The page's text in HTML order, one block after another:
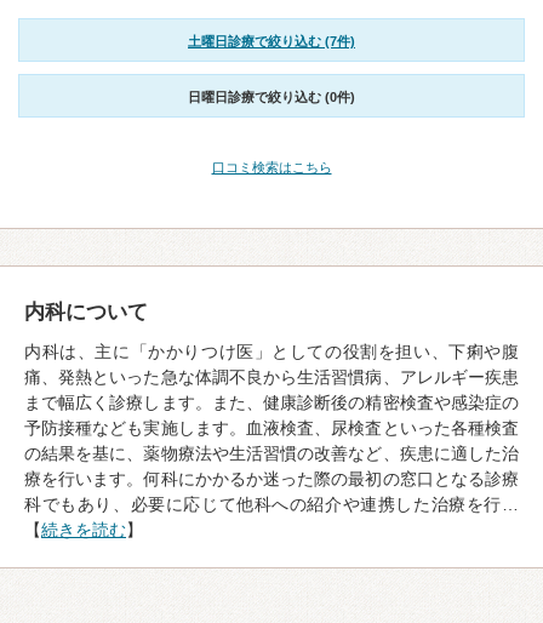
土曜日診療で絞り込む (7件)
日曜日診療で絞り込む (0件)
口コミ検索はこちら
内科について
内科は、主に「かかりつけ医」としての役割を担い、下痢や腹
痛、発熱といった急な体調不良から生活習慣病、アレルギー疾患
まで幅広く診療します。また、健康診断後の精密検査や感染症の
予防接種なども実施します。血液検査、尿検査といった各種検査
の結果を基に、薬物療法や生活習慣の改善など、疾患に適した治
療を行います。何科にかかるか迷った際の最初の窓口となる診療
科でもあり、必要に応じて他科への紹介や連携した治療を行…
【続きを読む】